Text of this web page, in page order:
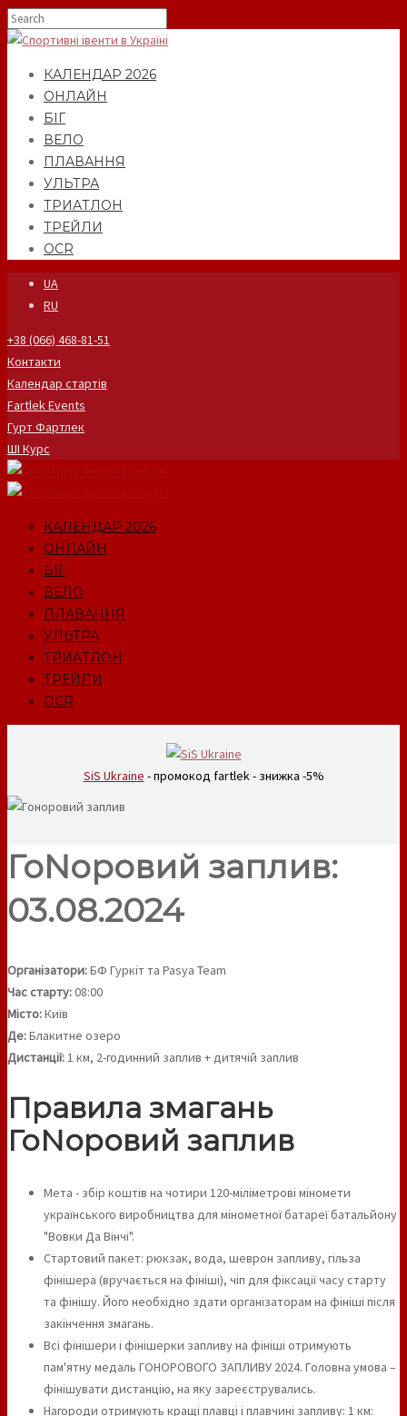
КАЛЕНДАР 2026
ОНЛАЙН
БІГ
ВЕЛО
ПЛАВАННЯ
УЛЬТРА
ТРИАТЛОН
ТРЕЙЛИ
OCR
UA
RU
+38 (066) 468-81-51
Контакти
Календар стартів
Fartlek Events
Гурт Фартлек
ШІ Курс
КАЛЕНДАР 2026
ОНЛАЙН
БІГ
ВЕЛО
ПЛАВАННЯ
УЛЬТРА
ТРИАТЛОН
ТРЕЙЛИ
OCR
SiS Ukraine - промокод fartlek - знижка -5%
ГоNоровий заплив:
03.08.2024
Організатори:БФ Гуркіт та Pasya Team
Час старту:08:00
Місто:Київ
Де:Блакитне озеро
Дистанції:1 км, 2-годинний заплив + дитячій заплив
Правила змагань
ГоNоровий заплив
Мета - збір коштів на чотири 120-міліметрові міномети
українського виробництва для мінометної батареї батальйону
"Вовки Да Вінчі".
Стартовий пакет: рюкзак, вода, шеврон запливу, гільза
фінішера (вручається на фініші), чіп для фіксації часу старту
та фінішу. Його необхідно здати організаторам на фініші після
закінчення змагань.
Всі фінішери і фінішерки запливу на фініші отримують
пам'ятну медаль ГОНОРОВОГО ЗАПЛИВУ 2024. Головна умова –
фінішувати дистанцію, на яку зареєструвались.
Нагороди отримують кращі плавці і плавчині запливу: 1 км: